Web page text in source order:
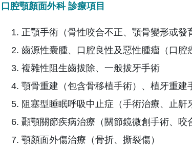
口腔顎顏面外科 診療項目
正顎手術（骨性咬合不正、顎骨變形或發
齒源性囊腫、口腔良性及惡性腫瘤（口腔
複雜性阻生齒拔除、一般拔牙手術
顎骨重建（包含骨移植手術）、植牙重建
阻塞型睡眠呼吸中止症（手術治療、止鼾
顳顎關節疾病治療（關節鏡微創手術、咬
顎顏面外傷治療（骨折、撕裂傷）